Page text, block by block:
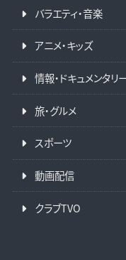
バラエティ・音楽
アニメ・キッズ
情報・ドキュメンタリ
旅・グルメ
スポーツ
動画配信
クラブTVO